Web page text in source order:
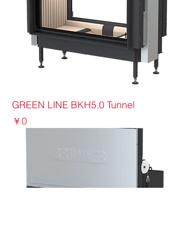
GREEN LINE BKH5.0 Tunnel
価格
￥0